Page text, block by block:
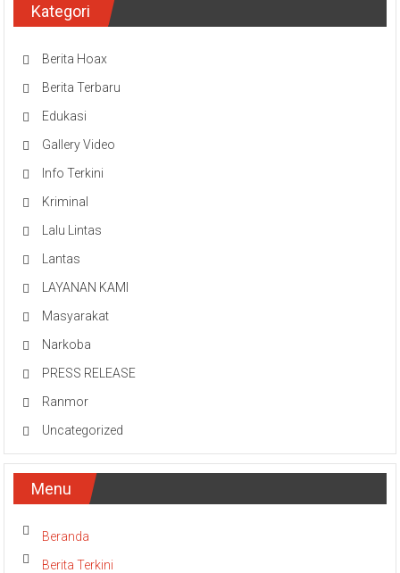
Kategori
Berita Hoax
Berita Terbaru
Edukasi
Gallery Video
Info Terkini
Kriminal
Lalu Lintas
Lantas
LAYANAN KAMI
Masyarakat
Narkoba
PRESS RELEASE
Ranmor
Uncategorized
Menu
Beranda
Berita Terkini